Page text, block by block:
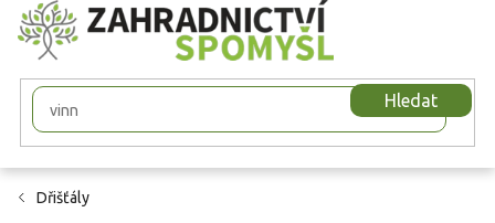
Přejít
na
obsah
Hledat
Dřišťály